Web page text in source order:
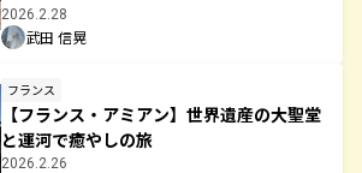
2026.2.28
武田 信晃
フランス
【フランス・アミアン】世界遺産の大聖堂
と運河で癒やしの旅
2026.2.26